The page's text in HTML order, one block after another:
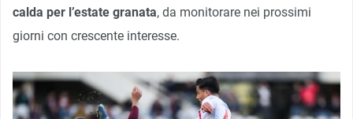
calda per l’estate granata, da monitorare nei prossimi
giorni con crescente interesse.